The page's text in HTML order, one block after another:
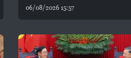
06/08/2026 15:57